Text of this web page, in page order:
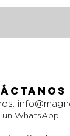
un WhatsApp: